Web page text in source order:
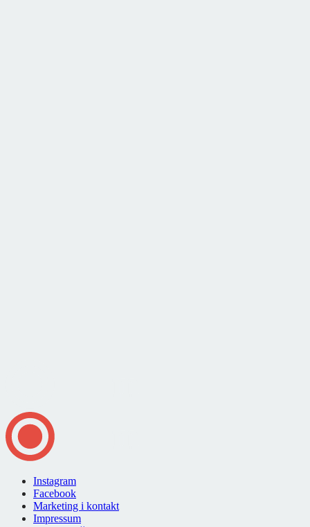
Instagram
Facebook
Marketing i kontakt
Impressum